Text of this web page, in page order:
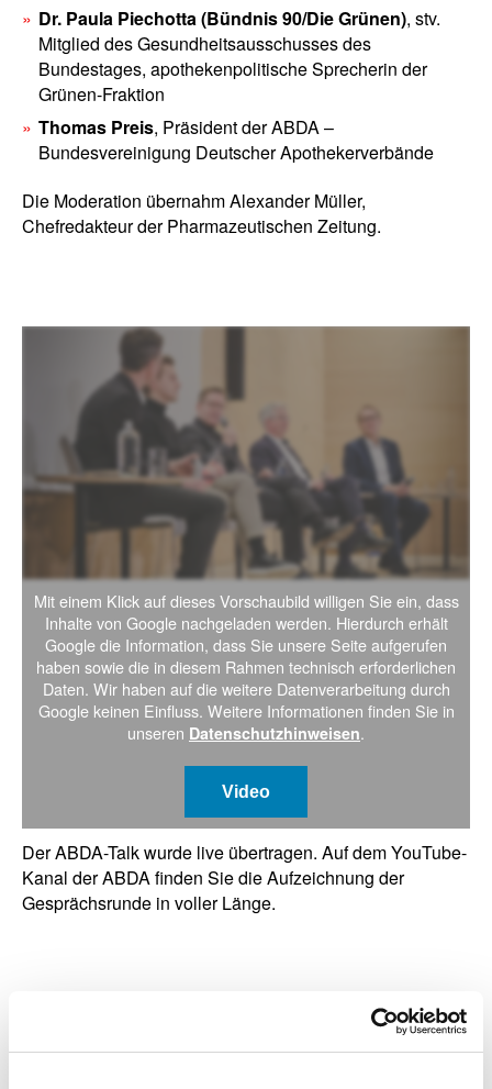
Dr. Paula Piechotta (Bündnis 90/Die Grünen), stv.
Mitglied des Gesundheitsausschusses des
Bundestages, apothekenpolitische Sprecherin der
Grünen-Fraktion
Thomas Preis, Präsident der ABDA –
Bundesvereinigung Deutscher Apothekerverbände
Die Moderation übernahm Alexander Müller,
Chefredakteur der Pharmazeutischen Zeitung.
Mit einem Klick auf dieses Vorschaubild willigen Sie ein, dass
Inhalte von Google nachgeladen werden. Hierdurch erhält
Google die Information, dass Sie unsere Seite aufgerufen
haben sowie die in diesem Rahmen technisch erforderlichen
Daten. Wir haben auf die weitere Datenverarbeitung durch
Google keinen Einfluss. Weitere Informationen finden Sie in
unseren Datenschutzhinweisen.
Video
Der ABDA-Talk wurde live übertragen. Auf dem YouTube-
Kanal der ABDA finden Sie die Aufzeichnung der
Gesprächsrunde in voller Länge.